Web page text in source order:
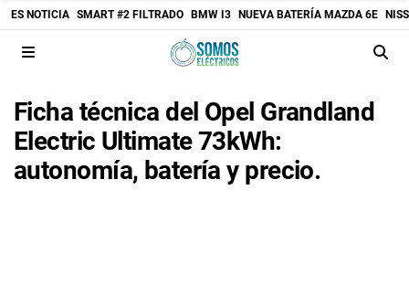
ES NOTICIA SMART #2 FILTRADO BMW I3 NUEVA BATERÍA MAZDA 6E
Ficha técnica del Opel Grandland
Electric Ultimate 73kWh:
autonomía, batería y precio.